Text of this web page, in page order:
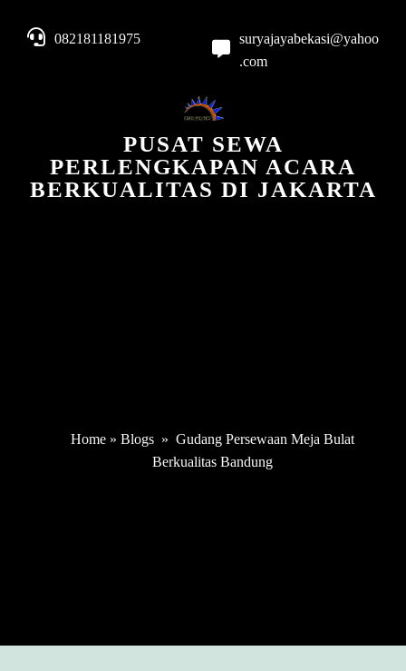
082181181975
suryajayabekasi@yahoo
.com
PUSAT SEWA
PERLENGKAPAN ACARA
BERKUALITAS DI JAKARTA
Home» Blogs » Gudang Persewaan Meja Bulat
Berkualitas Bandung